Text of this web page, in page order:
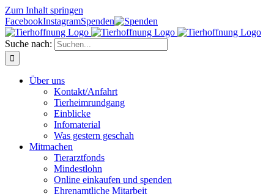
Zum Inhalt springen
FacebookInstagramSpenden
Suche nach:
Über uns
Kontakt/Anfahrt
Tierheimrundgang
Einblicke
Infomaterial
Was gestern geschah
Mitmachen
Tierarztfonds
Mindestlohn
Online einkaufen und spenden
Ehrenamtliche Mitarbeit